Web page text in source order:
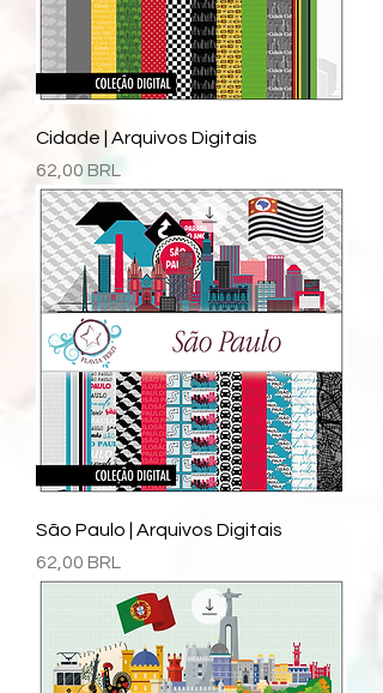
Cidade | Arquivos Digitais
Precio
62,00 BRL
São Paulo | Arquivos Digitais
Precio
62,00 BRL